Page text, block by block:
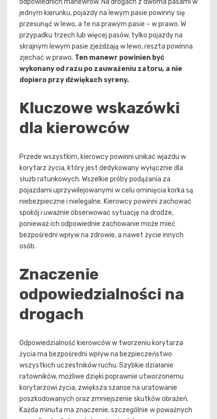
jednym kierunku, pojazdy na lewym pasie powinny się
przesunąć w lewo, a te na prawym pasie – w prawo. W
przypadku trzech lub więcej pasów, tylko pojazdy na
skrajnym lewym pasie zjeżdżają w lewo, reszta powinna
zjechać w prawo. Ten manewr powinien być
wykonany od razu po zauważeniu zatoru, a nie
dopiero przy dźwiękach syreny.
Kluczowe wskazówki
dla kierowców
Przede wszystkim, kierowcy powinni unikać wjazdu w
korytarz życia, który jest dedykowany wyłącznie dla
służb ratunkowych. Wszelkie próby podążania za
pojazdami uprzywilejowanymi w celu ominięcia korka są
niebezpieczne i nielegalne. Kierowcy powinni zachować
spokój i uważnie obserwować sytuację na drodze,
ponieważ ich odpowiednie zachowanie może mieć
bezpośredni wpływ na zdrowie, a nawet życie innych
osób.
Znaczenie
odpowiedzialności na
drogach
Odpowiedzialność kierowców w tworzeniu korytarza
życia ma bezpośredni wpływ na bezpieczeństwo
wszystkich uczestników ruchu. Szybkie działanie
ratowników, możliwe dzięki poprawnie utworzonemu
korytarzowi życia, zwiększa szanse na uratowanie
poszkodowanych oraz zmniejszenie skutków obrażeń.
Każda minuta ma znaczenie, szczególnie w poważnych